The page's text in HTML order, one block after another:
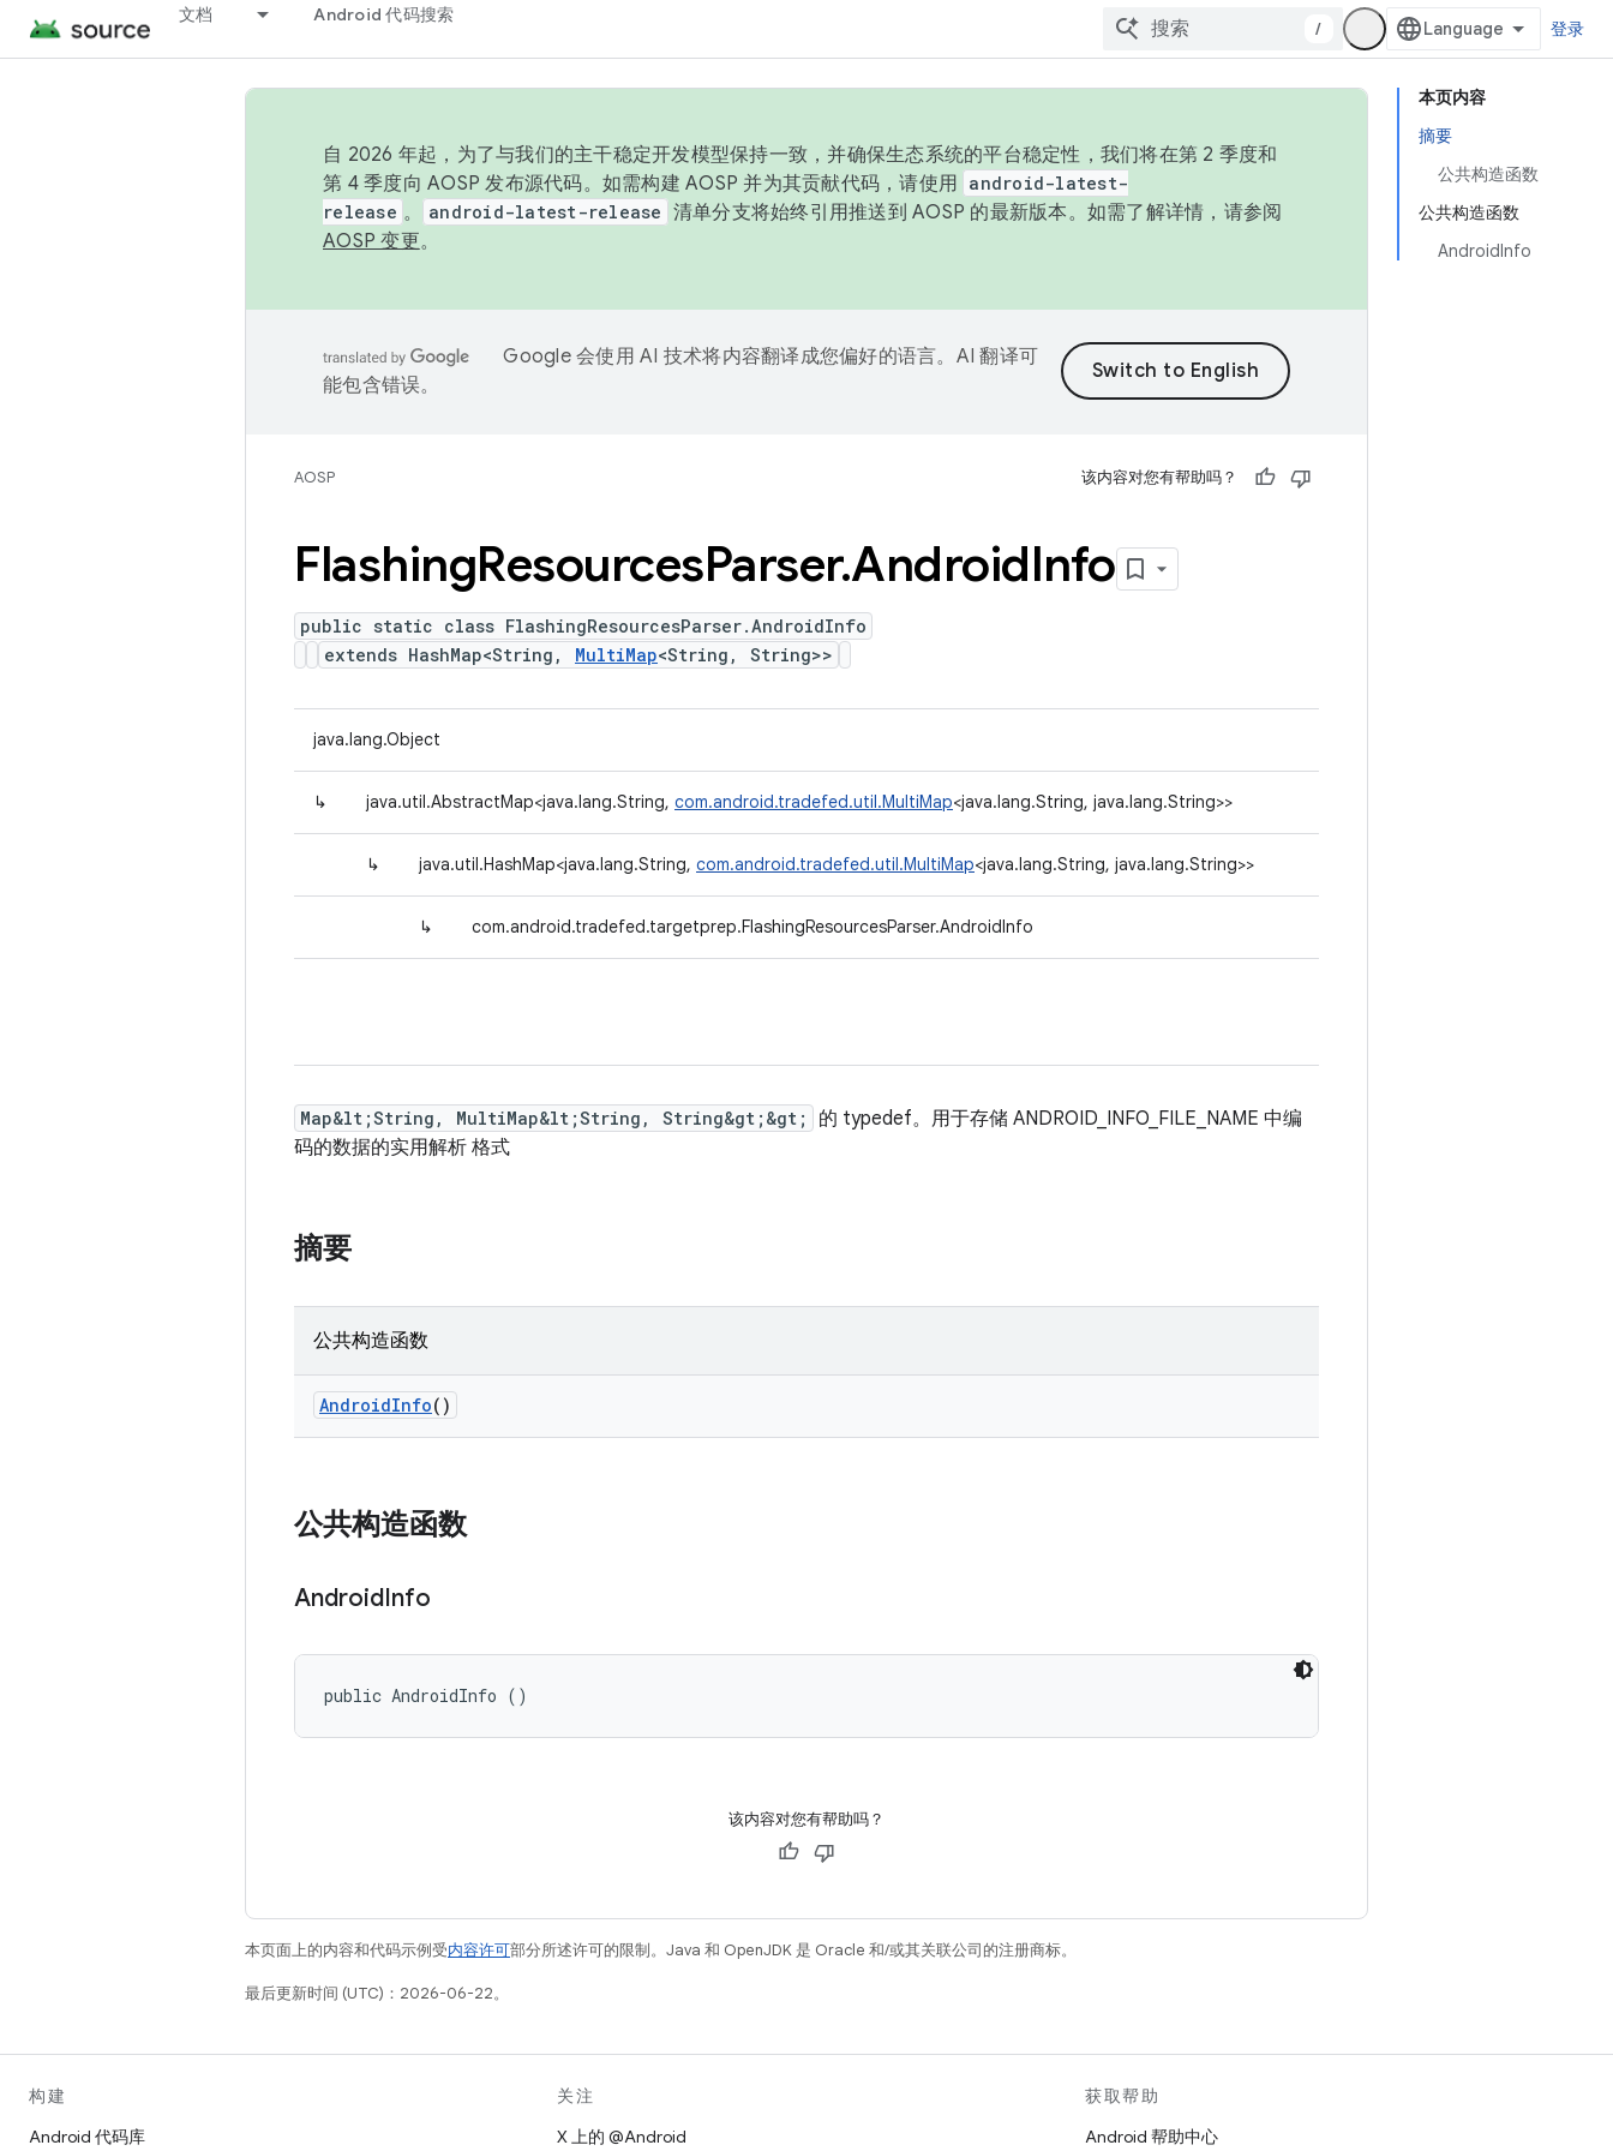
文档 Android 代码搜索
/ 登录
本页内容
摘要
公共构造函数
公共构造函数
AndroidInfo
自 2026 年起，为了与我们的主干稳定开发模型保持一致，并确保生态系统的平台稳定性，我们将在第 2 季度和
第 4 季度向 AOSP 发布源代码。如需构建 AOSP 并为其贡献代码，请使用 android-latest-
release 。 android-latest-release 清单分支将始终引用推送到 AOSP 的最新版本。如需了解详情，请参阅
AOSP 变更。
Google 会使用 AI 技术将内容翻译成您偏好的语言。AI 翻译可
能包含错误。
AOSP 该内容对您有帮助吗？
FlashingResourcesParser.AndroidInfo
public static class FlashingResourcesParser.AndroidInfo
extends HashMap<String, MultiMap<String, String>>
java.lang.Object
↳ java.util.AbstractMap<java.lang.String, com.android.tradefed.util.MultiMap<java.lang.String, java.lang.String>>
↳ java.util.HashMap<java.lang.String, com.android.tradefed.util.MultiMap<java.lang.String, java.lang.String>>
↳ com.android.tradefed.targetprep.FlashingResourcesParser.AndroidInfo
Map&lt;String, MultiMap&lt;String, String&gt;&gt;
的 typedef。用于存储 ANDROID_INFO_FILE_NAME 中编
码的数据的实用解析 格式
摘要
公共构造函数
AndroidInfo()
公共构造函数
AndroidInfo
public AndroidInfo ()
该内容对您有帮助吗？
本页面上的内容和代码示例受内容许可部分所述许可的限制。Java 和 OpenJDK 是 Oracle 和/或其关联公司的注册商标。
最后更新时间 (UTC)：2026-06-22。
构建
Android 代码库
关注
X 上的 @Android
获取帮助
Android 帮助中心